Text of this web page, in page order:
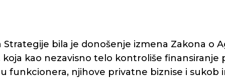
Strategije bila je donošenje izmena Zakona o
kao nezavisno telo kontroliše finansiranje
funkcionera, njihove privatne biznise i sukob